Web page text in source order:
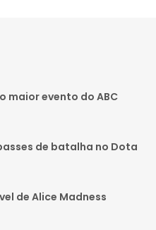
maior evento do ABC
de batalha no Dota
de Alice Madness